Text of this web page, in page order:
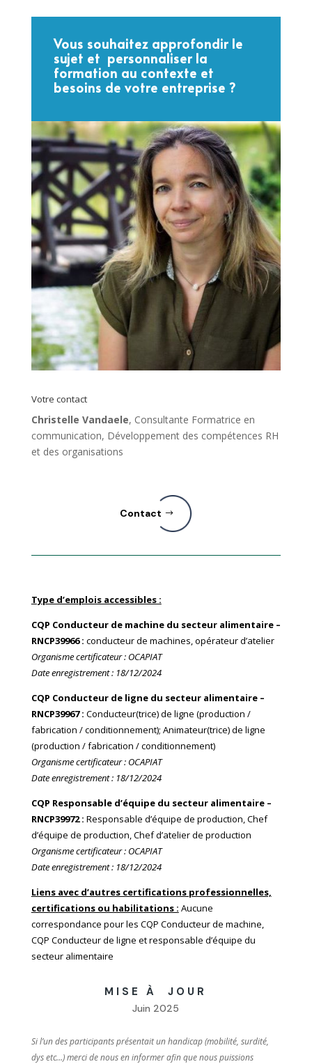
Vous souhaitez approfondir le
sujet et personnaliser la
formation au contexte et
besoins de votre entreprise ?
Votre contact
Christelle Vandaele, Consultante Formatrice en
communication, Développement des compétences RH
et des organisations
Contact
Type d’emplois accessibles :
CQP Conducteur de machine du secteur alimentaire –
RNCP39966 : conducteur de machines, opérateur d’atelier
Organisme certificateur : OCAPIAT
Date enregistrement : 18/12/2024
CQP Conducteur de ligne du secteur alimentaire –
RNCP39967 : Conducteur(trice) de ligne (production /
fabrication / conditionnement); Animateur(trice) de ligne
(production / fabrication / conditionnement)
Organisme certificateur : OCAPIAT
Date enregistrement : 18/12/2024
CQP Responsable d’équipe du secteur alimentaire –
RNCP39972 : Responsable d’équipe de production, Chef
d’équipe de production, Chef d’atelier de production
Organisme certificateur : OCAPIAT
Date enregistrement : 18/12/2024
Liens avec d’autres certifications professionnelles,
certifications ou habilitations : Aucune
correspondance pour les CQP Conducteur de machine,
CQP Conducteur de ligne et responsable d’équipe du
secteur alimentaire
MISE À JOUR
Juin 2025
Si l’un des participants présentait un handicap (mobilité, surdité,
dys etc…) merci de nous en informer afin que nous puissions